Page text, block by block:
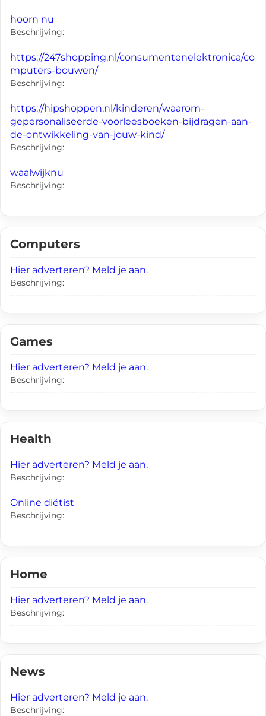
hoorn nu
Beschrijving:
https://247shopping.nl/consumentenelektronica/co
mputers-bouwen/
Beschrijving:
https://hipshoppen.nl/kinderen/waarom-
gepersonaliseerde-voorleesboeken-bijdragen-aan-
de-ontwikkeling-van-jouw-kind/
Beschrijving:
waalwijknu
Beschrijving:
Computers
Hier adverteren? Meld je aan.
Beschrijving:
Games
Hier adverteren? Meld je aan.
Beschrijving:
Health
Hier adverteren? Meld je aan.
Beschrijving:
Online diëtist
Beschrijving:
Home
Hier adverteren? Meld je aan.
Beschrijving:
News
Hier adverteren? Meld je aan.
Beschrijving: